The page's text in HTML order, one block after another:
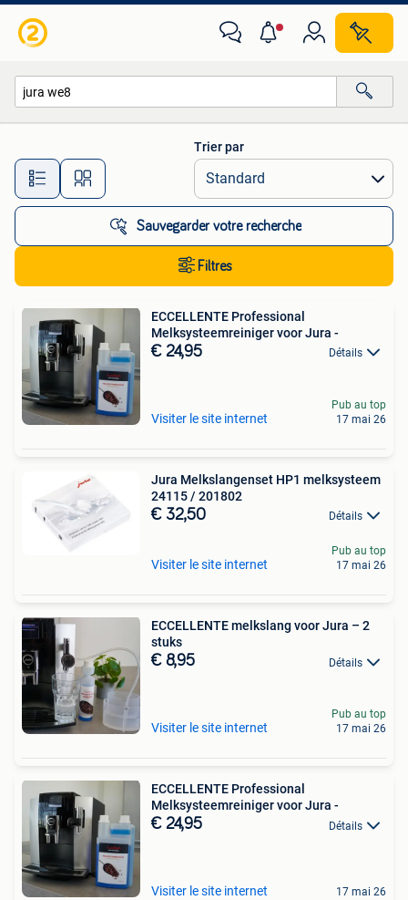
Toutes les distances…
Trier par
Sauvegarder votre recherche
Filtres
ECCELLENTE Professional
Melksysteemreiniger voor Jura -
€ 24,95 Détails
Visiter le site internet
Pub au top
17 mai 26
Jura Melkslangenset HP1 melksysteem
24115 / 201802
€ 32,50 Détails
Visiter le site internet
Pub au top
17 mai 26
ECCELLENTE melkslang voor Jura – 2
stuks
€ 8,95 Détails
Visiter le site internet
Pub au top
17 mai 26
ECCELLENTE Professional
Melksysteemreiniger voor Jura -
€ 24,95 Détails
Visiter le site internet 17 mai 26